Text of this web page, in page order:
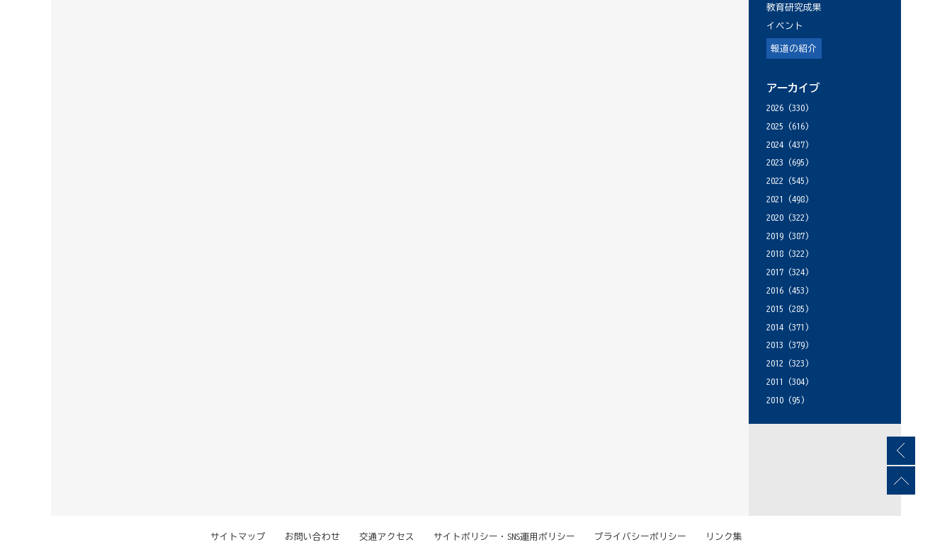
教育研究成果
イベント
報道の紹介
アーカイブ
2026 (330)
2025 (616)
2024 (437)
2023 (695)
2022 (545)
2021
(498)
2020 (322)
2019 (387)
2018 (322)
2017 (324)
2016 (453)
2015 (285)
2014 (371)
2013 (379)
2012 (323)
2011
(304)
2010 (95)
サイトマップ お問い合わせ 交通アクセス サイトポリシー・SNS運用ポリシー プライバシーポリシー リンク集